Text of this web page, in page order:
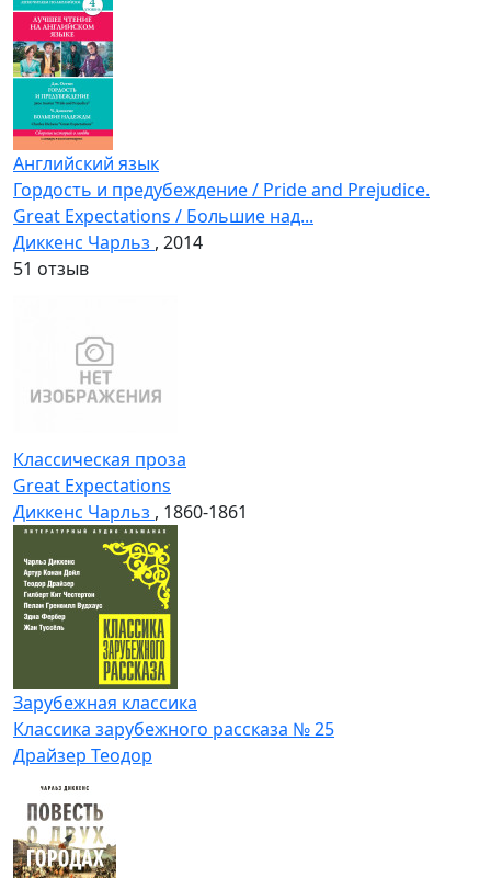
Английский язык
Гордость и предубеждение / Pride and Prejudice.
Great Expectations / Большие над...
Диккенс Чарльз , 2014
51 отзыв
Классическая проза
Great Expectations
Диккенс Чарльз , 1860-1861
Зарубежная классика
Классика зарубежного рассказа № 25
Драйзер Теодор